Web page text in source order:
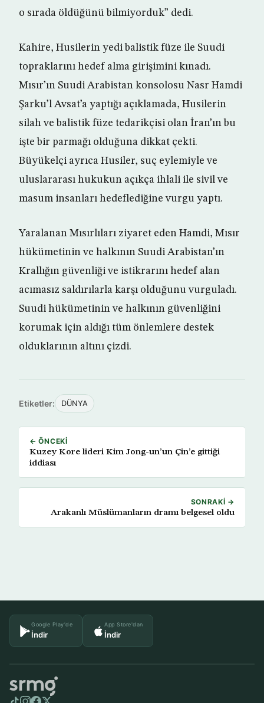
o sırada öldüğünü bilmiyorduk” dedi.
Kahire, Husilerin yedi balistik füze ile Suudi
topraklarını hedef alma girişimini kınadı.
Mısır’ın Suudi Arabistan konsolosu Nasr Hamdi
Şarku’l Avsat’a yaptığı açıklamada, Husilerin
silah ve balistik füze tedarikçisi olan İran’ın bu
işte bir parmağı olduğuna dikkat çekti.
Büyükelçi ayrıca Husiler, suç eylemiyle ve
uluslararası hukukun açıkça ihlali ile sivil ve
masum insanları hedeflediğine vurgu yaptı.
Yaralanan Mısırlıları ziyaret eden Hamdi, Mısır
hükümetinin ve halkının Suudi Arabistan’ın
Krallığın güvenliği ve istikrarını hedef alan
acımasız saldırılarla karşı olduğunu vurguladı.
Suudi hükümetinin ve halkının güvenliğini
korumak için aldığı tüm önlemlere destek
olduklarının altını çizdi.
Etiketler: DÜNYA
← ÖNCEKI
Kuzey Kore lideri Kim Jong-un’un Çin’e gittiği
iddiası
SONRAKI →
Arakanlı Müslümanların dramı belgesel oldu
Google Play'de
İndir
App Store'dan
İndir